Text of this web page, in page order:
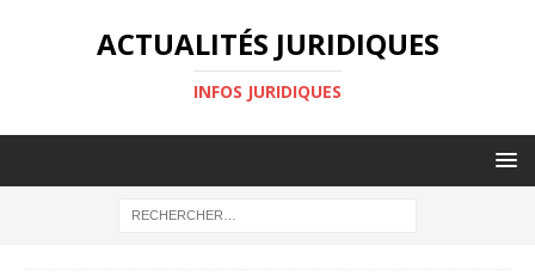
ACTUALITÉS JURIDIQUES
INFOS JURIDIQUES